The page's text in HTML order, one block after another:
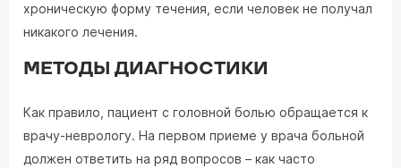
хроническую форму течения, если человек не получал
никакого лечения.
МЕТОДЫ ДИАГНОСТИКИ
Как правило, пациент с головной болью обращается к
врачу-неврологу. На первом приеме у врача больной
должен ответить на ряд вопросов – как часто